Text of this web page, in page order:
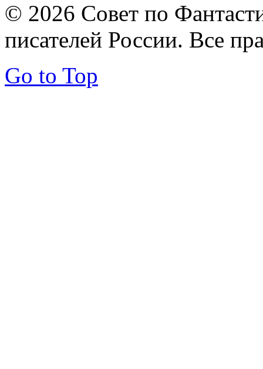
© 2026 Совет по
писателей России. Все
Go to Top